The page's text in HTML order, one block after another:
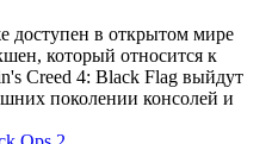
доступен в открытом мире
который относится к
Creed 4: Black Flag выйдут
поколении консолей и